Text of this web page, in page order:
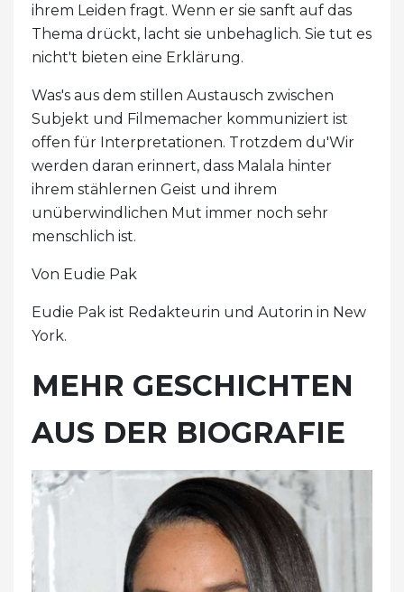
ihrem Leiden fragt. Wenn er sie sanft auf das
Thema drückt, lacht sie unbehaglich. Sie tut es
nicht't bieten eine Erklärung.
Was's aus dem stillen Austausch zwischen
Subjekt und Filmemacher kommuniziert ist
offen für Interpretationen. Trotzdem du'Wir
werden daran erinnert, dass Malala hinter
ihrem stählernen Geist und ihrem
unüberwindlichen Mut immer noch sehr
menschlich ist.
Von Eudie Pak
Eudie Pak ist Redakteurin und Autorin in New
York.
MEHR GESCHICHTEN
AUS DER BIOGRAFIE